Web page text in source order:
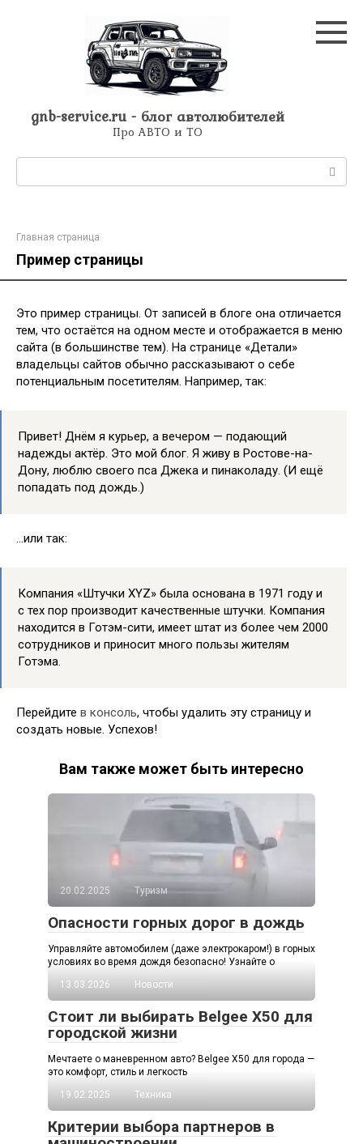
gnb-service.ru - блог автолюбителей
Про АВТО и ТО
Главная страница
Пример страницы
Это пример страницы. От записей в блоге она отличается
тем, что остаётся на одном месте и отображается в меню
сайта (в большинстве тем). На странице «Детали»
владельцы сайтов обычно рассказывают о себе
потенциальным посетителям. Например, так:
Привет! Днём я курьер, а вечером — подающий
надежды актёр. Это мой блог. Я живу в Ростове-на-
Дону, люблю своего пса Джека и пинаколаду. (И ещё
попадать под дождь.)
…или так:
Компания «Штучки XYZ» была основана в 1971 году и
с тех пор производит качественные штучки. Компания
находится в Готэм-сити, имеет штат из более чем 2000
сотрудников и приносит много пользы жителям
Готэма.
Перейдите в консоль, чтобы удалить эту страницу и
создать новые. Успехов!
Вам также может быть интересно
20.02.2025 Туризм
Опасности горных дорог в дождь
Управляйте автомобилем (даже электрокаром!) в горных
условиях во время дождя безопасно! Узнайте о
13.03.2026
Новости
Стоит ли выбирать Belgee X50 для
городской жизни
Мечтаете о маневренном авто? Belgee X50 для города —
это комфорт, стиль и легкость
19.02.2025
Техника
Критерии выбора партнеров в